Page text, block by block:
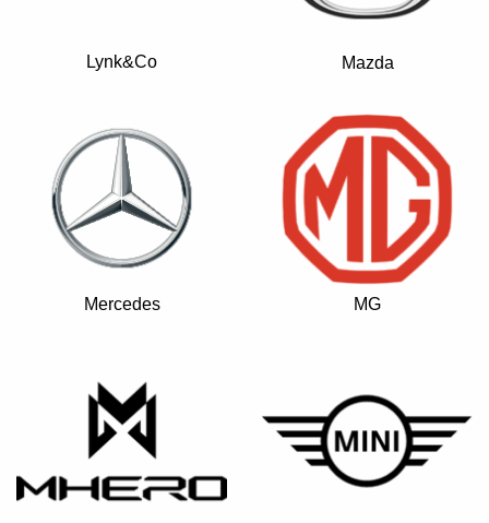
Lynk&Co Mazda
Mercedes MG